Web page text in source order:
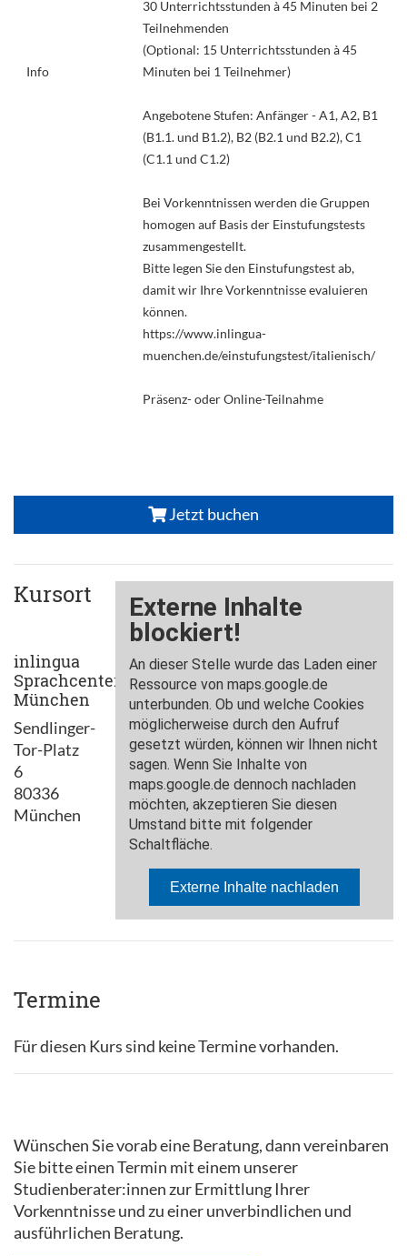
Info
30 Unterrichtsstunden à 45 Minuten bei 2
Teilnehmenden
(Optional: 15 Unterrichtsstunden à 45
Minuten bei 1 Teilnehmer)
Angebotene Stufen: Anfänger - A1, A2, B1
(B1.1. und B1.2), B2 (B2.1 und B2.2), C1
(C1.1 und C1.2)
Bei Vorkenntnissen werden die Gruppen
homogen auf Basis der Einstufungstests
zusammengestellt.
Bitte legen Sie den Einstufungstest ab,
damit wir Ihre Vorkenntnisse evaluieren
können.
https://www.inlingua-
muenchen.de/einstufungstest/italienisch/
Präsenz- oder Online-Teilnahme
Jetzt buchen
Kursort
inlingua
Sprachcenter
München
Sendlinger-
Tor-Platz
6
80336
München
Termine
Für diesen Kurs sind keine Termine vorhanden.
Wünschen Sie vorab eine Beratung, dann vereinbaren
Sie bitte einen Termin mit einem unserer
Studienberater:innen zur Ermittlung Ihrer
Vorkenntnisse und zu einer unverbindlichen und
ausführlichen Beratung.